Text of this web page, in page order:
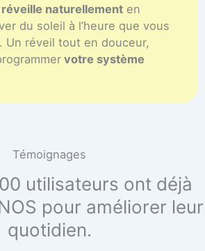
réveille naturellementen
du soleil à l’heure que vous
Un réveil tout en douceur,
votre système
Témoignages
utilisateurs ont déjà
pour améliorer leur
quotidien.